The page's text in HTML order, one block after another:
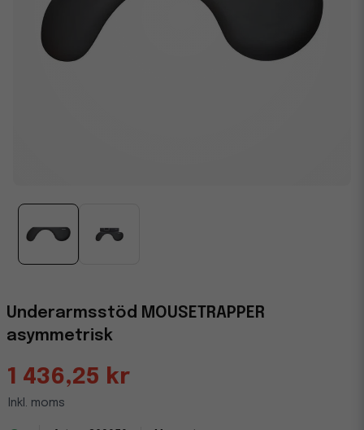
Underarmsstöd MOUSETRAPPER
asymmetrisk
1 436,25 kr
Inkl. moms